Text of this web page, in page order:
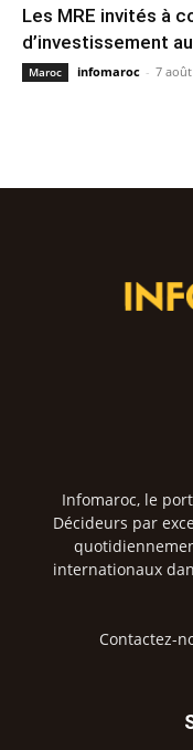
Les MRE invités à
d’investissement
Maroc infomaroc - 7
Infomaroc, le
Décideurs par
internationaux
Contactez-